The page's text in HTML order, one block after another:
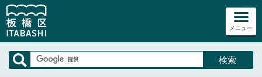
メニュー